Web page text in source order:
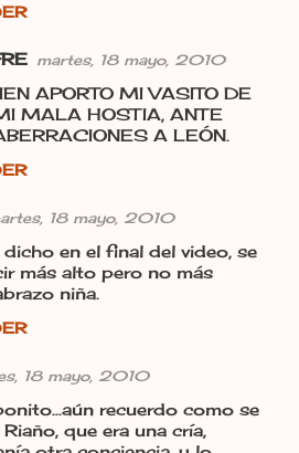
martes, 18 mayo, 2010
APORTO MI VASITO DE
MALA HOSTIA, ANTE
A LEÓN.
18 mayo, 2010
en el final del video, se
más alto pero no más
niña.
18 mayo, 2010
recuerdo como se
que era una cría,